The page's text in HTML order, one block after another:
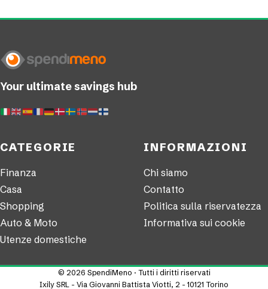
Your ultimate savings hub
CATEGORIE
Finanza
Casa
Shopping
Auto & Moto
Utenze domestiche
INFORMAZIONI
Chi siamo
Contatto
Politica sulla riservatezza
Informativa sui cookie
© 2026 SpendiMeno · Tutti i diritti riservati
Ixily SRL - Via Giovanni Battista Viotti, 2 - 10121 Torino